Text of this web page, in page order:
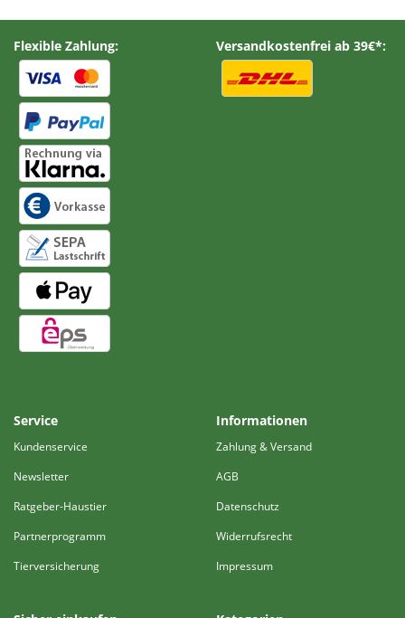
Flexible Zahlung: Versandkostenfrei ab 39€*:
Service
Kundenservice
Newsletter
Ratgeber-Haustier
Partnerprogramm
Tierversicherung
Informationen
Zahlung & Versand
AGB
Datenschutz
Widerrufsrecht
Impressum